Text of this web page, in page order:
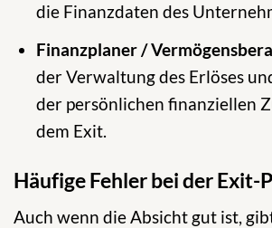
die Finanzdaten des
Finanzplaner /
der Verwaltung des Erlöses
der persönlichen finanziellen
dem Exit.
Häufige Fehler bei der Exit-
Auch wenn die Absicht gut ist,